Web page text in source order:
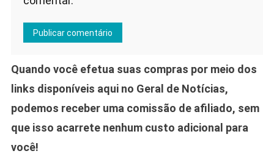
Quando você efetua suas compras por meio dos
links disponíveis aqui no Geral de Notícias,
podemos receber uma comissão de afiliado, sem
que isso acarrete nenhum custo adicional para
você!